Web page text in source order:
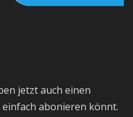
jetzt auch einen
abonieren könnt.